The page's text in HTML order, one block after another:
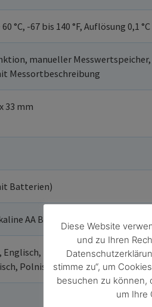
°C, -67 bis 140 °F, Auflösung 0,1 °C
manueller
Messortbeschreibung
33 mm
Batterien)
AA Batterien 1,5 V
Englisch, Französisch, Italienisch,
Polnisch und International
Diese Website
und zu Ihren
stimme zu“, um
besuchen zu können,
um Ihre